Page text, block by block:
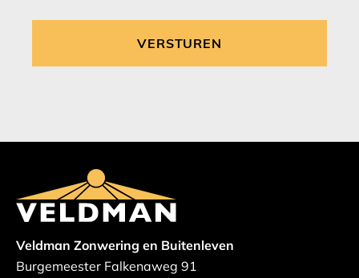
Veldman Zonwering en Buitenleven
Burgemeester Falkenaweg 91